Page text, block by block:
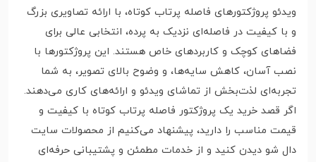
ویدئو پروژکتورهای فاصله پرتاب کوتاه، با ارائه تصاویری بزرگ
و با کیفیت در فاصله‌ای نزدیک به پرده، انتخابی عالی برای
فضاهای کوچک و کاربردهای خاص هستند. این پروژکتورها با
نصب آسان، کاهش سایه‌ها، و وضوح بالای تصویر، به شما
تجربه‌ای لذت‌بخش از تماشای ویدئو و ارائه‌های کاری می‌دهند.
اگر قصد خرید یک پروژکتور فاصله پرتاب کوتاه با کیفیت و
قیمت مناسب را دارید، پیشنهاد می‌کنیم از محصولات سایت
دال شو دیدن کنید و از خدمات مطمئن و پشتیبانی حرفه‌ای